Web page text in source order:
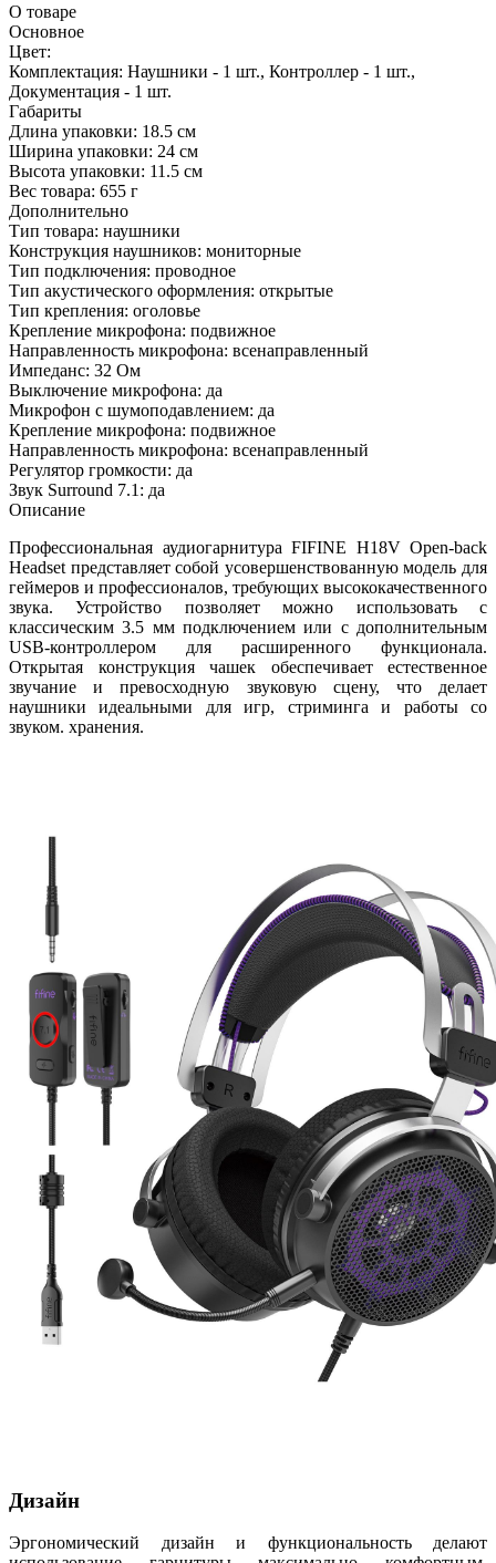
О товаре
Основное
Цвет:
Комплектация: Наушники - 1 шт., Контроллер - 1 шт.,
Документация - 1 шт.
Габариты
Длина упаковки: 18.5 см
Ширина упаковки: 24 см
Высота упаковки: 11.5 см
Вес товара: 655 г
Дополнительно
Тип товара: наушники
Конструкция наушников: мониторные
Тип подключения: проводное
Тип акустического оформления: открытые
Тип крепления: оголовье
Крепление микрофона: подвижное
Направленность микрофона: всенаправленный
Импеданс: 32 Ом
Выключение микрофона: да
Микрофон с шумоподавлением: да
Крепление микрофона: подвижное
Направленность микрофона: всенаправленный
Регулятор громкости: да
Звук Surround 7.1: да
Описание
Профессиональная аудиогарнитура FIFINE H18V Open-back
Headset представляет собой усовершенствованную модель для
геймеров и профессионалов, требующих высококачественного
звука. Устройство позволяет можно использовать с
классическим 3.5 мм подключением или с дополнительным
USB-контроллером для расширенного функционала.
Открытая конструкция чашек обеспечивает естественное
звучание и превосходную звуковую сцену, что делает
наушники идеальными для игр, стриминга и работы со
звуком. хранения.
Дизайн
Эргономический дизайн и функциональность делают